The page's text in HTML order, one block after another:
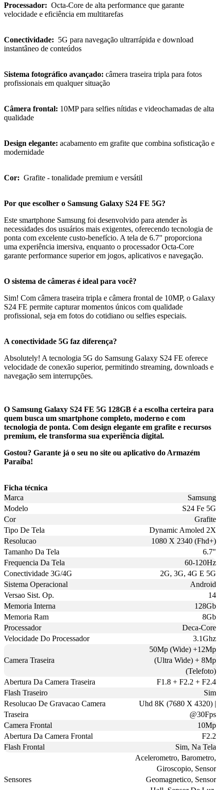
Processador: Octa-Core de alta performance que garante
velocidade e eficiência em multitarefas
Conectividade: 5G para navegação ultrarrápida e download
instantâneo de conteúdos
Sistema fotográfico avançado: câmera traseira tripla para fotos
profissionais em qualquer situação
Câmera frontal: 10MP para selfies nítidas e videochamadas de alta
qualidade
Design elegante: acabamento em grafite que combina sofisticação e
modernidade
Cor: Grafite - tonalidade premium e versátil
Por que escolher o Samsung Galaxy S24 FE 5G?
Este smartphone Samsung foi desenvolvido para atender às
necessidades dos usuários mais exigentes, oferecendo tecnologia de
ponta com excelente custo-benefício. A tela de 6.7" proporciona
uma experiência imersiva, enquanto o processador Octa-Core
garante performance superior em jogos, aplicativos e navegação.
O sistema de câmeras é ideal para você?
Sim! Com câmera traseira tripla e câmera frontal de 10MP, o Galaxy
S24 FE permite capturar momentos únicos com qualidade
profissional, seja em fotos do cotidiano ou selfies especiais.
A conectividade 5G faz diferença?
Absolutely! A tecnologia 5G do Samsung Galaxy S24 FE oferece
velocidade de conexão superior, permitindo streaming, downloads e
navegação sem interrupções.
O Samsung Galaxy S24 FE 5G 128GB é a escolha certeira para
quem busca um smartphone completo, moderno e com
tecnologia de ponta. Com design elegante em grafite e recursos
premium, ele transforma sua experiência digital.
Gostou? Garante já o seu no site ou aplicativo do Armazém
Paraíba!
Ficha técnica
Marca
Samsung
Modelo
S24 Fe 5G
Cor
Grafite
Tipo De Tela
Dynamic Amoled 2X
Resolucao
1080 X 2340 (Fhd+)
Tamanho Da Tela
6.7"
Frequencia Da Tela
60-120Hz
Conectividade 3G/4G
2G, 3G, 4G E 5G
Sistema Operacional
Android
Versao Sist. Op.
14
Memoria Interna
128Gb
Memoria Ram
8Gb
Processador
Deca-Core
Velocidade Do Processador
3.1Ghz
Camera Traseira
50Mp (Wide) +12Mp
(Ultra Wide) + 8Mp
(Telefoto)
Abertura Da Camera Traseira
F1.8 + F2.2 + F2.4
Flash Traseiro
Sim
Resolucao De Gravacao Camera
Traseira
Uhd 8K (7680 X 4320) |
@30Fps
Camera Frontal
10Mp
Abertura Da Camera Frontal
F2.2
Flash Frontal
Sim, Na Tela
Sensores
Acelerometro, Barometro,
Giroscopio, Sensor
Geomagnetico, Sensor